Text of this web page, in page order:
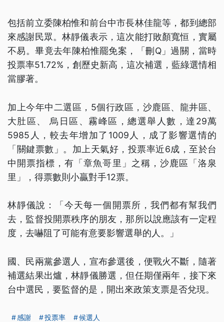
包括前立委陳柏惟和前台中市長林佳龍等，都到總部
來感謝民眾。林靜儀表示，這次能打敗顏寬恒，實屬
不易。畢竟去年陳柏惟罷免案，「刪Q」過關，當時
投票率51.72%，創歷史新高，這次補選，藍綠選情相
當膠著。
加上今年中二選區，5個行政區，沙鹿區、龍井區、
大肚區、 烏日區、霧峰區，總選舉人數，達29萬
5985人，較去年增加了1009人，成了影響選情的
「關鍵票數」。加上天氣好，投票率近6成，至於台
中開票指標，有「章魚哥里」之稱，沙鹿區「洛泉
里」，得票數則小贏對手12票。
林靜儀說：「今天每一個開票所，我們都有幫我們
去，監督投開票秩序的朋友，那所以說應該有一定程
度，去嚇阻了可能有意要影響選舉的人。」
國、民兩黨參選人，宣布參選後，便戰火不斷，隨著
補選結果出爐，林靜儀勝選，但任期僅兩年，接下來
台中選民，要監督的是，開出來政策支票是否兌現。
感謝 投票率
候選人